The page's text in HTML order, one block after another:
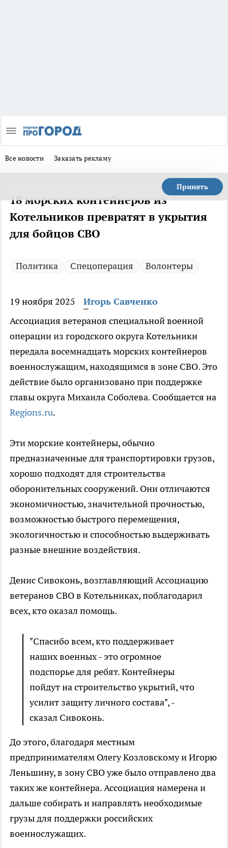
Все новости Заказать рекламу
Принять
18 морских контейнеров из
Котельников превратят в укрытия
для бойцов СВО
Политика Спецоперация Волонтеры
19 ноября 2025
Игорь Савченко
Ассоциация ветеранов специальной военной
операции из городского округа Котельники
передала восемнадцать морских контейнеров
военнослужащим, находящимся в зоне СВО. Это
действие было организовано при поддержке
главы округа Михаила Соболева. Сообщается на
Regions.ru.
Эти морские контейнеры, обычно
предназначенные для транспортировки грузов,
хорошо подходят для строительства
оборонительных сооружений. Они отличаются
экономичностью, значительной прочностью,
возможностью быстрого перемещения,
экологичностью и способностью выдерживать
разные внешние воздействия.
Денис Сивоконь, возглавляющий Ассоциацию
ветеранов СВО в Котельниках, поблагодарил
всех, кто оказал помощь.
"Спасибо всем, кто поддерживает
наших военных - это огромное
подспорье для ребят. Контейнеры
пойдут на строительство укрытий, что
усилит защиту личного состава", -
сказал Сивоконь.
До этого, благодаря местным
предпринимателям Олегу Козловскому и Игорю
Леньшину, в зону СВО уже было отправлено два
таких же контейнера. Ассоциация намерена и
дальше собирать и направлять необходимые
грузы для поддержки российских
военнослужащих.